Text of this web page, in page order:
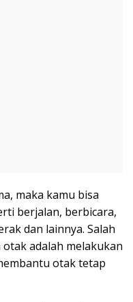
maka kamu bisa
berjalan, berbicara,
dan lainnya. Salah
adalah melakukan
otak tetap